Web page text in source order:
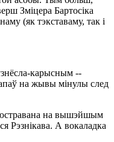
Зміцера Бартосіка
(як тэкставаму, так і
карысным --
на жывы мінулы след
на вышэйшым
Рэзнікава. А вокаладка